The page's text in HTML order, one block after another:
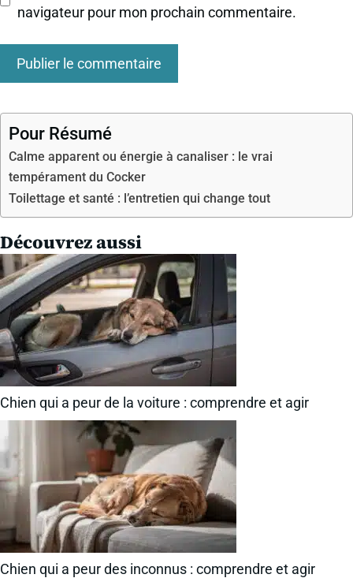
navigateur pour mon prochain commentaire.
Pour Résumé
Calme apparent ou énergie à canaliser : le vrai
tempérament du Cocker
Toilettage et santé : l’entretien qui change tout
Découvrez aussi
Chien qui a peur de la voiture : comprendre et agir
Chien qui a peur des inconnus : comprendre et agir